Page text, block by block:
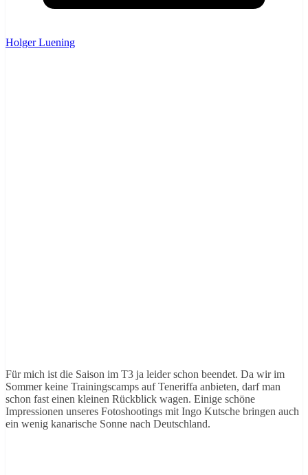
Holger Luening
Für mich ist die Saison im T3 ja leider schon beendet. Da wir im
Sommer keine Trainingscamps auf Teneriffa anbieten, darf man
schon fast einen kleinen Rückblick wagen. Einige schöne
Impressionen unseres Fotoshootings mit Ingo Kutsche bringen auch
ein wenig kanarische Sonne nach Deutschland.